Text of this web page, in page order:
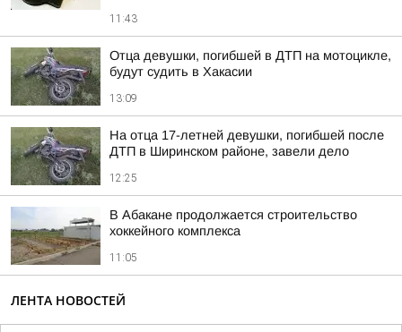
11:43
Отца девушки, погибшей в ДТП на мотоцикле,
будут судить в Хакасии
13:09
На отца 17-летней девушки, погибшей после
ДТП в Ширинском районе, завели дело
12:25
В Абакане продолжается строительство
хоккейного комплекса
11:05
ЛЕНТА НОВОСТЕЙ